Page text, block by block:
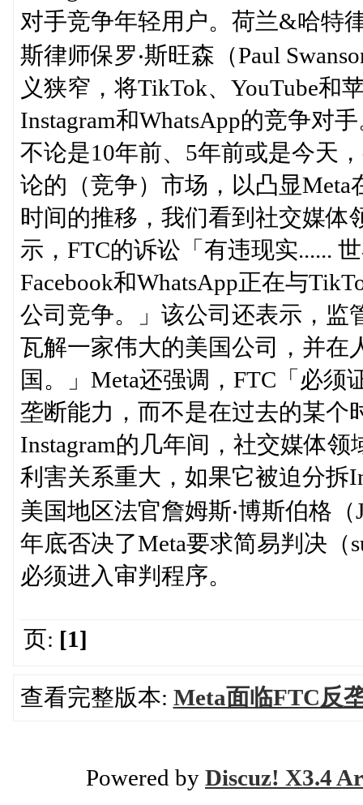
对手竞争年轻用户。荷兰&哈特
斯律师保罗‧斯旺森（Paul
义狭窄，将TikTok、YouTube和
Instagram和WhatsApp的竞争对
不论是10年前、5年前或是今天
论的（竞争）市场，以凸显
时间的推移，我们看到社交媒体
示，FTC的诉讼「有违现实......
Facebook和WhatsApp正在与
公司竞争。」该公司还表示，监
瓦解一家伟大的美国公司，并在
国。」Meta还强调，FTC「必须
垄断能力，而不是在过去的某个
Instagram的几年间，社交媒体
利害关系重大，如果它被迫分拆
美国地区法官詹姆斯‧博斯伯格（
年底否决了Meta要求简易判决（
必须进入审判程序。
页: [1]
查看完整版本: Meta面临FTC反
Powered by Discuz! X3.4